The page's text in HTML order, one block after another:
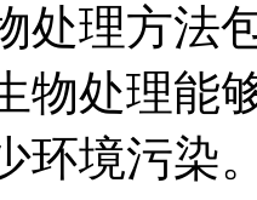
处理方法
物处理能
环境污染